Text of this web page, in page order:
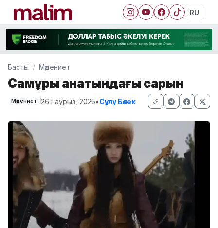
RU
Басты Мәдениет
Самұрық қанатындағы сарын
Мәдениет 26 наурыз, 2025•Сұлу Бөлек